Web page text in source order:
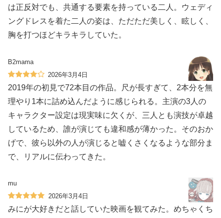
は正反対でも、共通する要素を持っている二人。ウェディ
ングドレスを着た二人の姿は、ただただ美しく、眩しく、
胸を打つほどキラキラしていた。
B2mama
2026年3月4日
2019年の初見で72本目の作品。尺が長すぎて、2本分を無
理やり1本に詰め込んだように感じられる。主演の3人の
キャラクター設定は現実味に欠くが、三人とも演技が卓越
しているため、誰が演じても違和感が薄かった。そのおか
げで、彼ら以外の人が演じると嘘くさくなるような部分ま
で、リアルに伝わってきた。
mu
2026年3月4日
みにが大好きだと話していた映画を観てみた。めちゃくち